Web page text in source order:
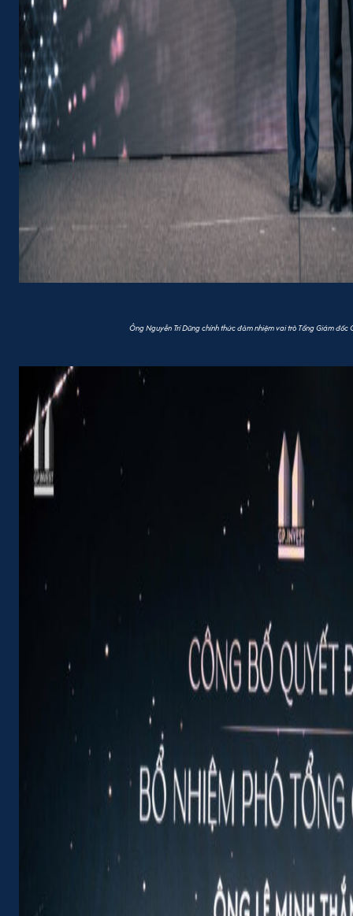
Ông Nguyễn Trí Dũng chính thức đảm nhiệm vai trò Tổng Giám